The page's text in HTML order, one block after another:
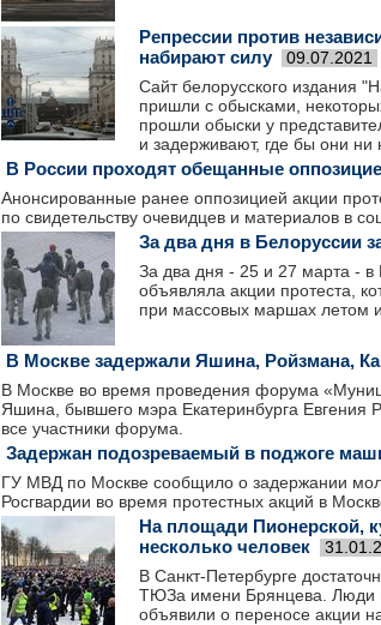
Репрессии против
набирают силу
09.07.2021
Сайт белорусского издания
пришли с обысками,
прошли обыски у
и задерживают, где бы они ни
В России проходят обещанные
Анонсированные ранее оппозицией акции
по свидетельству очевидцев и материалов в
За два дня в Белоруссии
За два дня - 25 и 27 марта - в
объявляла акции протеста,
при массовых маршах летом
В Москве задержали Яшина, Ройзмана,
В Москве во время проведения форума
Яшина, бывшего мэра Екатеринбурга Евгения
все участники форума.
Задержан подозреваемый в поджоге
ГУ МВД по Москве сообщило о задержании
Росгвардии во время протестных акций в
На площади Пионерской,
несколько человек
В Санкт-Петербурге
ТЮЗа имени Брянцева. Люди
объявили о переносе акции